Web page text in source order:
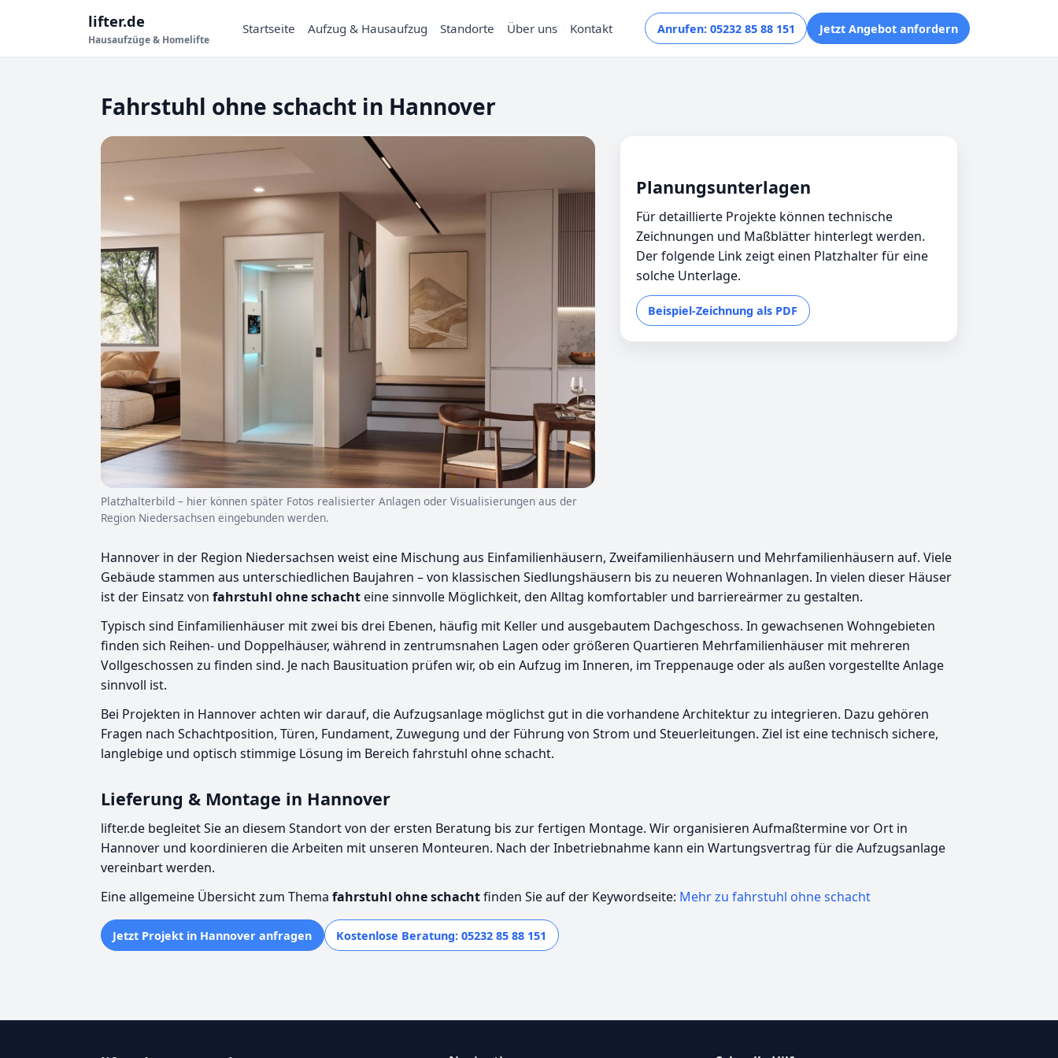
lifter.de
Hausaufzüge & Homelifte
Startseite Aufzug & Hausaufzug Standorte Über uns Kontakt Anrufen: 05232 85 88 151 Jetzt Angebot anfordern
Fahrstuhl ohne schacht in Hannover
Platzhalterbild – hier können später Fotos realisierter Anlagen oder Visualisierungen aus der
Region Niedersachsen eingebunden werden.
Planungsunterlagen
Für detaillierte Projekte können technische
Zeichnungen und Maßblätter hinterlegt werden.
Der folgende Link zeigt einen Platzhalter für eine
solche Unterlage.
Beispiel-Zeichnung als PDF
Hannover in der Region Niedersachsen weist eine Mischung aus Einfamilienhäusern, Zweifamilienhäusern und Mehrfamilienhäusern auf. Viele
Gebäude stammen aus unterschiedlichen Baujahren – von klassischen Siedlungshäusern bis zu neueren Wohnanlagen. In vielen dieser Häuser
ist der Einsatz von fahrstuhl ohne schachteine sinnvolle Möglichkeit, den Alltag komfortabler und barriereärmer zu gestalten.
Typisch sind Einfamilienhäuser mit zwei bis drei Ebenen, häufig mit Keller und ausgebautem Dachgeschoss. In gewachsenen Wohngebieten
finden sich Reihen- und Doppelhäuser, während in zentrumsnahen Lagen oder größeren Quartieren Mehrfamilienhäuser mit mehreren
Vollgeschossen zu finden sind. Je nach Bausituation prüfen wir, ob ein Aufzug im Inneren, im Treppenauge oder als außen vorgestellte Anlage
sinnvoll ist.
Bei Projekten in Hannover achten wir darauf, die Aufzugsanlage möglichst gut in die vorhandene Architektur zu integrieren. Dazu gehören
Fragen nach Schachtposition, Türen, Fundament, Zuwegung und der Führung von Strom und Steuerleitungen. Ziel ist eine technisch sichere,
langlebige und optisch stimmige Lösung im Bereich fahrstuhl ohne schacht.
Lieferung & Montage in Hannover
lifter.de begleitet Sie an diesem Standort von der ersten Beratung bis zur fertigen Montage. Wir organisieren Aufmaßtermine vor Ort in
Hannover und koordinieren die Arbeiten mit unseren Monteuren. Nach der Inbetriebnahme kann ein Wartungsvertrag für die Aufzugsanlage
vereinbart werden.
Eine allgemeine Übersicht zum Thema fahrstuhl ohne schachtfinden Sie auf der Keywordseite: Mehr zu fahrstuhl ohne schacht
Jetzt Projekt in Hannover anfragen Kostenlose Beratung: 05232 85 88 151